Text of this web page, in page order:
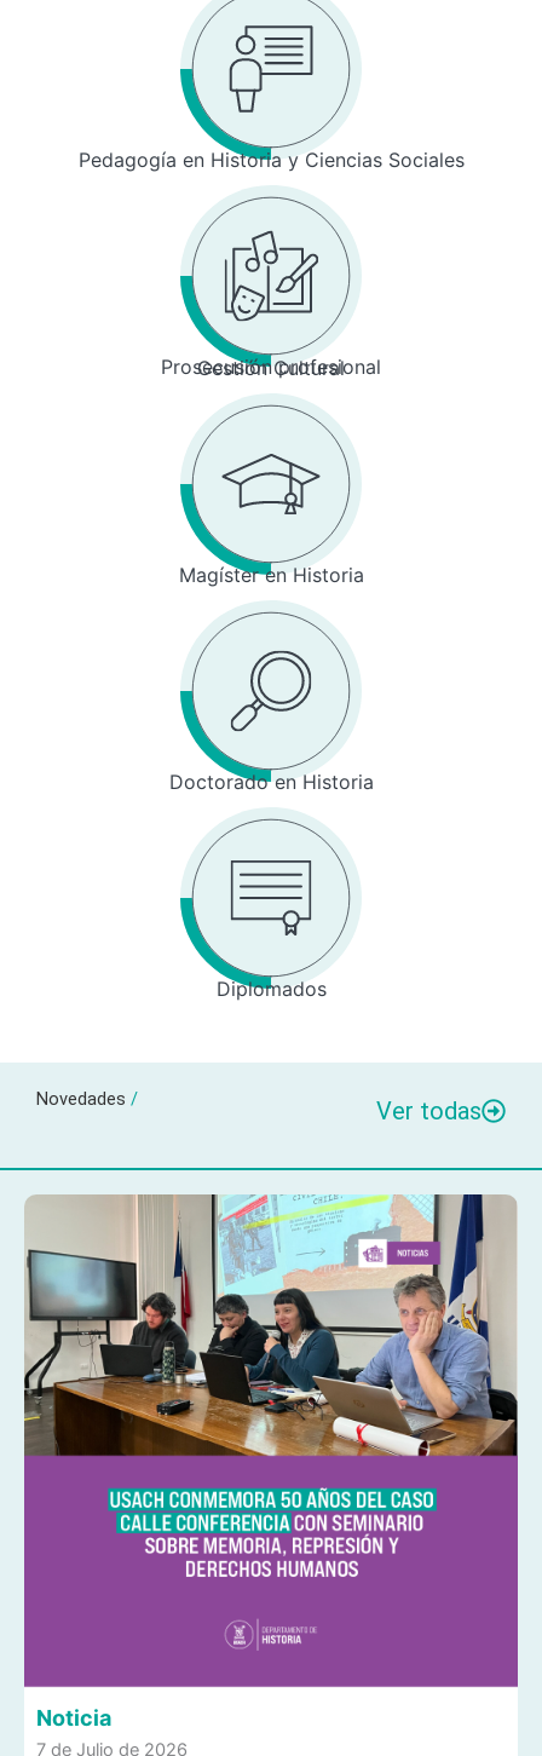
Pedagogía en Historia y Ciencias Sociales
Prosecusión profesional
Gestión Cultural
Magíster en Historia
Doctorado en Historia
Diplomados
Novedades / Ver todas
Noticia
7 de Julio de 2026